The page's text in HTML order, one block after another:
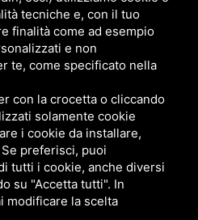
SITO È PROTETTO DA GOOGLE
E TERMS OF SERVICEDI GOOGLE.
tecniche e, con il tuo
finalità come ad esempio
e non
te, come specificato nella
con la crocetta o cliccando
solamente cookie
i cookie da installare,
preferisci, puoi
tutti i cookie, anche diversi
su "Accetta tutti". In
modificare la scelta